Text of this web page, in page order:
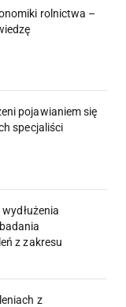
rolnictwa –
pojawianiem się
specjaliści
z zakresu
z